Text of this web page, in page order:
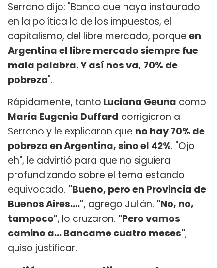
Serrano dijo: "Banco que haya instaurado
en la política lo de los impuestos, el
capitalismo, del libre mercado, porque en
Argentina el libre mercado siempre fue
mala palabra. Y así nos va, 70% de
pobreza".
Rápidamente, tanto Luciana Geuna como
María Eugenia Duffard corrigieron a
Serrano y le explicaron que no hay 70% de
pobreza en Argentina, sino el 42%. "Ojo
eh", le advirtió para que no siguiera
profundizando sobre el tema estando
equivocado. "Bueno, pero en Provincia de
Buenos Aires....", agrego Julián. "No, no,
tampoco", lo cruzaron. "Pero vamos
camino a... Bancame cuatro meses",
quiso justificar.